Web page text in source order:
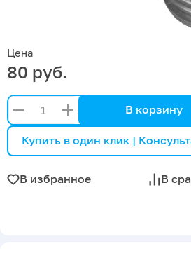
Цена
80 руб.
В корзину
Купить в один клик |
В избранное В